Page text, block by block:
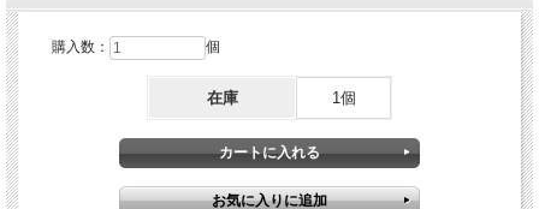
購入数： 個
在庫 1個